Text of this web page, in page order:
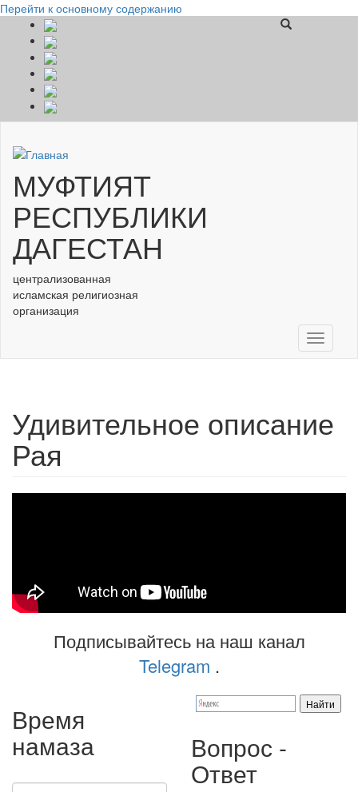
Перейти к основному содержанию
МУФТИЯТ
РЕСПУБЛИКИ
ДАГЕСТАН
централизованная
исламская религиозная
организация
Toggle
Удивительное описание
Рая
Подписывайтесь на наш канал
Telegram .
Время
намаза Вопрос -
Ответ